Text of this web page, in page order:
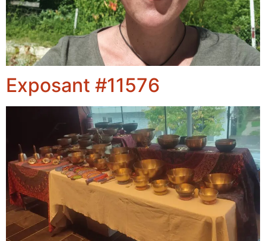
Exposant #11576